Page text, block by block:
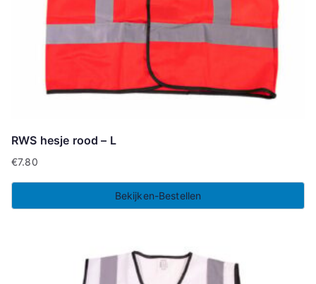
RWS hesje rood – L
€7.80
Bekijken-Bestellen